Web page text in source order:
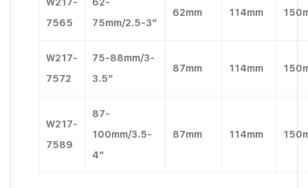
7565
75mm/2.5-3″
62mm 114mm
W217-
7572
75-88mm/3-
3.5″
87mm 114mm
W217-
7589
87-
100mm/3.5-
4″
87mm 114mm